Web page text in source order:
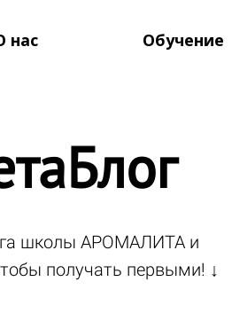
нас Обучение
школы АРОМАЛИТА и
получать первыми! ↓